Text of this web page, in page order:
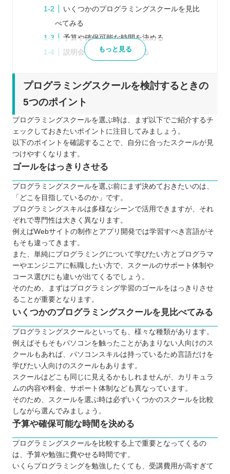
いくつかのプログラミングスクールを見比
べてみる
予算や確保可能な時間を決める
説明会などに参加してみる
る
受講形式は自分に合っているか
無理なく通えるスケジュールになっている
か
通うためのコストはどのくらいかかるか
サポートはどの程度行われているか
カリキュラムの質に満足できるか
プログラミングスクールに通う5つのメリット
独学よりもモチベーションを維持しやすい
相談相手が身近にいる
効率的な学習を実現できる
転職や就職が有利になる
実務に役立つスキルが身に付く
プログラミングスクールに通う3つのデメリット
学びたい言語が選択できない場合がある
コストは独学よりもかかってしまう
スケジュールを柔軟に設定できない
どんなプログラミング言語を学ぶのが良いのか
子ども向けと大人向けにプログラミングスクールに
違いはあるか
お得にプログラミングスクールに通える制度
プログラミングスクールで挫折しないために
【長野】大人向けのおすすめプログラミングスクー
ル7選
TECH I.S.（テックアイエス）
RUNTEQ（ランテック）
もっと見る
プログラミングスクールを検討するときの
5つのポイント
プログラミングスクールを選ぶ時は、まず以下でご紹介するチ
ェックしておきたいポイントに注目してみましょう。
以下のポイントを確認することで、自分に合ったスクールが見
つけやすくなります。
ゴールをはっきりさせる
プログラミングスクールを選ぶ前にまず決めておきたいのは、
「どこを目指しているのか」です。
プログラミングスキルは多様なシーンで活用できますが、それ
ぞれで専門性は大きく異なります。
例えばWebサイトの制作とアプリ開発では学習すべき言語がそ
もそも違ってきます。
また、単純にプログラミングについて学びたい方とプログラマ
ーやエンジニアに転職したい方で、スクールのサポート体制や
コース選びにも違いが出てくるでしょう。
そのため、まずはプログラミング学習のゴールをはっきりさせ
ることが重要となります。
いくつかのプログラミングスクールを見比べてみる
プログラミングスクールといっても、様々な種類があります。
例えばそもそもパソコンを触ったことがあまりない人向けのス
クールもあれば、パソコンスキルは持っているため言語だけを
学びたい人向けのスクールもあります。
スクールはどこも同じに見えるかもしれませんが、カリキュラ
ムの内容や料金、サポート体制なども異なっています。
そのため、スクールを選ぶ時は必ずいくつかのスクールを比較
しながら選んでみましょう。
予算や確保可能な時間を決める
プログラミングスクールを比較する上で重要となってくるの
は、予算や勉強に費やせる時間です。
いくらプログラミングを勉強したくても、受講費用が高すぎて